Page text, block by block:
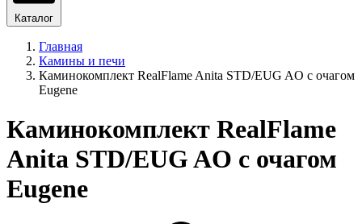
Каталог
Главная
Камины и печи
Каминокомплект RealFlame Anita STD/EUG AO с очагом
Eugene
Каминокомплект RealFlame
Anita STD/EUG AO с очагом
Eugene